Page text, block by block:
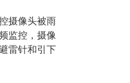
摄像头被雨
监控，摄像
雷针和引下